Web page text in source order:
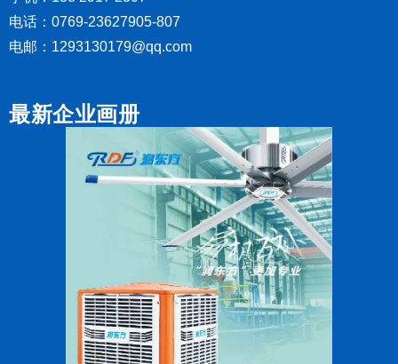
电话：0769-23627905-807
电邮：1293130179@qq.com
最新企业画册